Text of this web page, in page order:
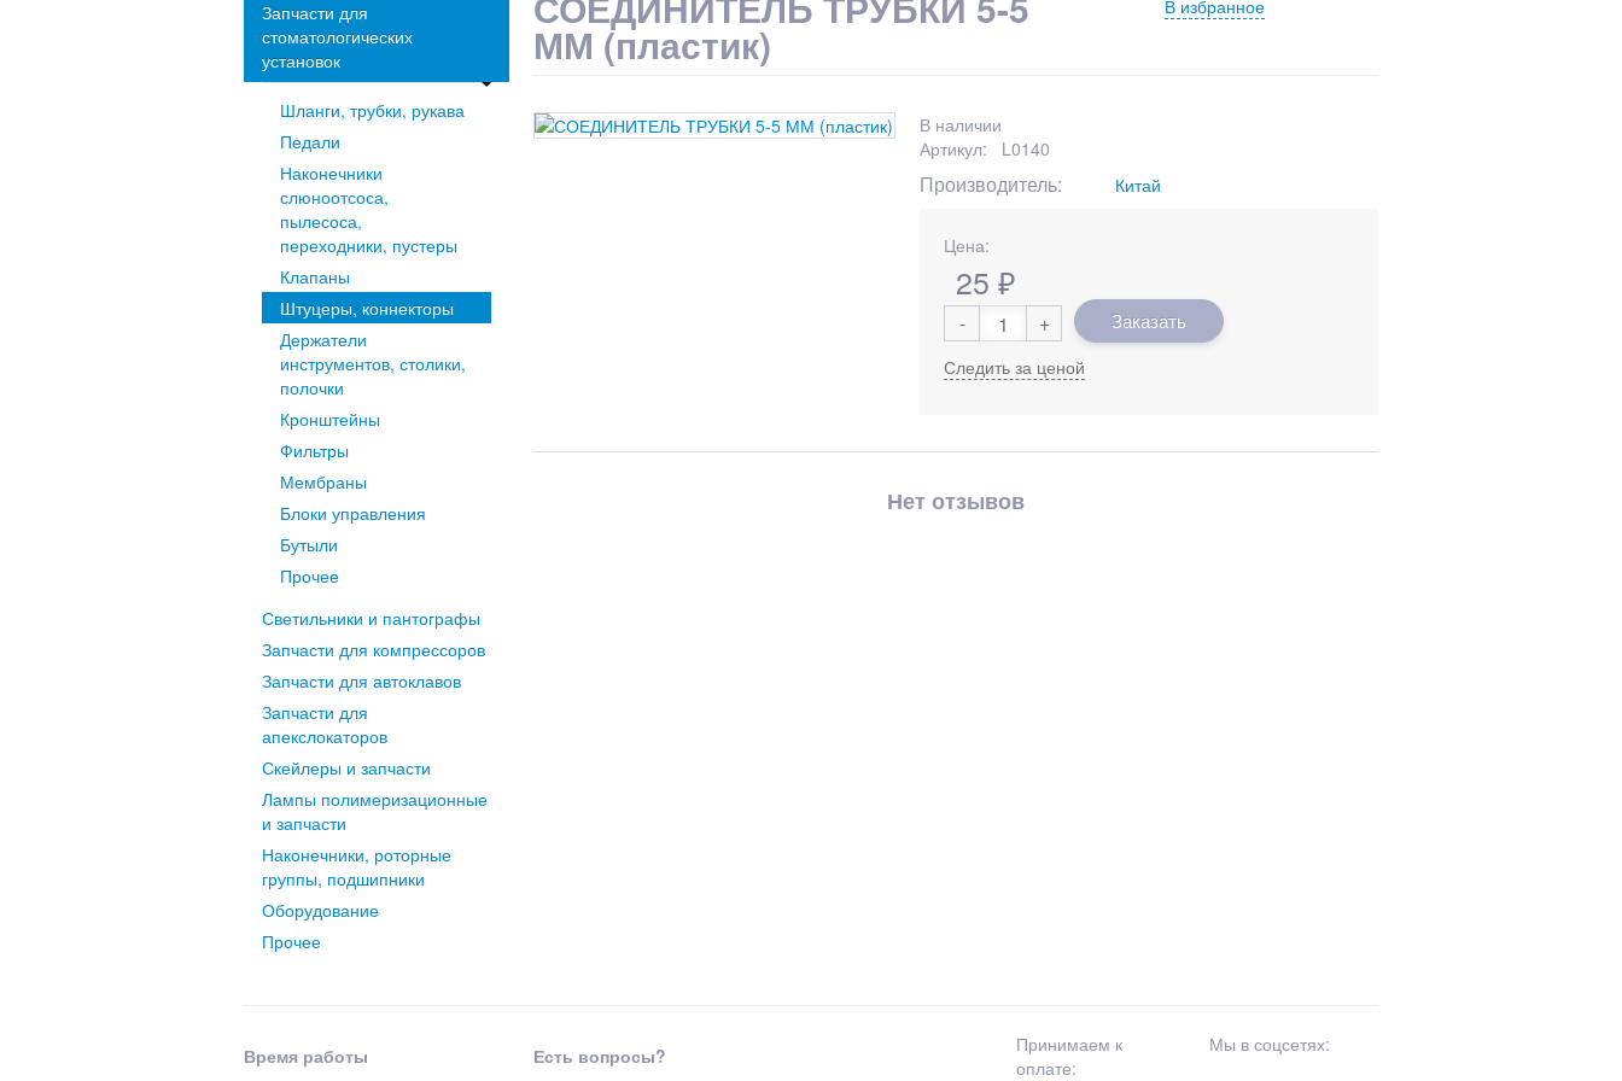
Запчасти для
стоматологических
установок
Шланги, трубки, рукава
Педали
Наконечники
слюноотсоса,
пылесоса,
переходники, пустеры
Клапаны
Штуцеры, коннекторы
Держатели
инструментов, столики,
полочки
Кронштейны
Фильтры
Мембраны
Блоки управления
Бутыли
Прочее
Светильники и пантографы
Запчасти для компрессоров
Запчасти для автоклавов
Запчасти для
апекслокаторов
Скейлеры и запчасти
Лампы полимеризационные
и запчасти
Наконечники, роторные
группы, подшипники
Оборудование
Прочее
ММ (пластик)
В избранное
В наличии
Артикул: L0140
Производитель: Китай
Цена:
25 ₽
- + Заказать
Следить за ценой
Нет отзывов
Время работы
Есть вопросы?
Мы в соцсетях:
Принимаем к
оплате: